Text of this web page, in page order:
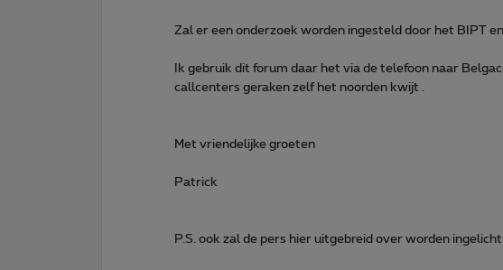
Zal er een onderzoek worden ingesteld door het BIPT
Ik gebruik dit forum daar het via de telefoon naar
callcenters geraken zelf het noorden kwijt .
Met vriendelijke groeten
Patrick
P.S. ook zal de pers hier uitgebreid over worden ingelicht.